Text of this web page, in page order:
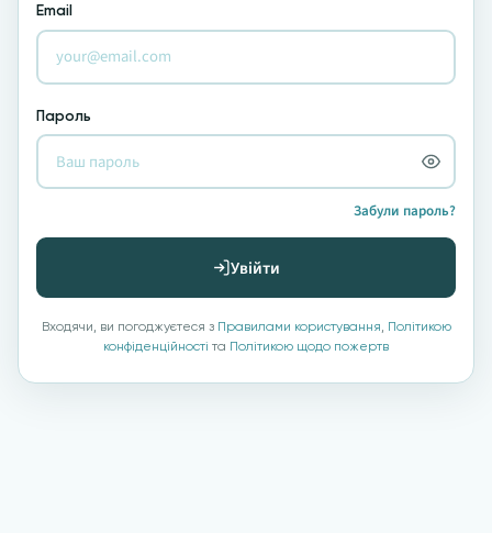
Email
Пароль
Забули пароль?
Увійти
Входячи, ви погоджуєтеся зПравилами користування, Політикою
конфіденційності та Політикою щодо пожертв